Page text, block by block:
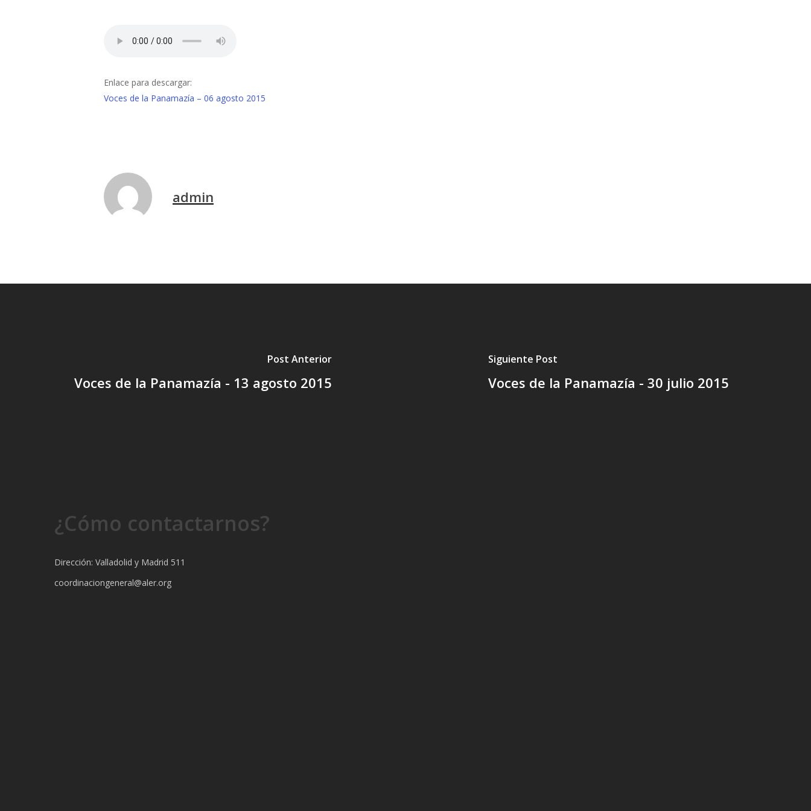
Enlace para descargar:
Voces de la Panamazía – 06 agosto 2015
admin
Post Anterior
Voces de la Panamazía - 13 agosto 2015
Siguiente Post
Voces de la Panamazía - 30 julio 2015
¿Cómo contactarnos?
Dirección: Valladolid y Madrid 511
coordinaciongeneral@aler.org